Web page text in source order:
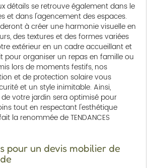
détails se retrouve également dans le
et dans l'agencement des espaces.
à créer une harmonie visuelle en
des textures et des formes variées
extérieur en un cadre accueillant et
pour organiser un repas en famille ou
lors de moments festifs, nos
et de protection solaire vous
et un style inimitable. Ainsi,
votre jardin sera optimisé pour
tout en respectant l'esthétique
la renommée de TENDANCES
pour un devis mobilier de